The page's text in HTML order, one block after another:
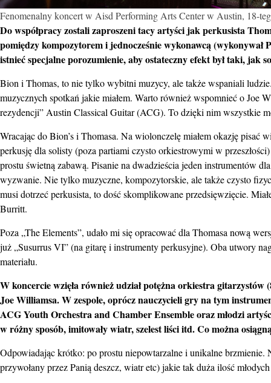
Fenomenalny koncert w Aisd Performing Arts Center w Austin, 18-
Do współpracy zostali zaproszeni tacy artyści jak perkusista
pomiędzy kompozytorem i jednocześnie wykonawcą
istnieć specjalne porozumienie, aby ostateczny efekt był taki, jak
Bion i Thomas, to nie tylko wybitni muzycy, ale także wspaniali
muzycznych spotkań jakie miałem. Warto również wspomnieć o Joe
rezydencji” Austin Classical Guitar (ACG). To dzięki nim wszystkie
Wracając do Bion’s i Thomasa. Na wiolonczelę miałem okazję pisać
perkusję dla solisty (poza partiami czysto orkiestrowymi w
prostu świetną zabawą. Pisanie na dwadzieścia jeden instrumentów
wyzwanie. Nie tylko muzyczne, kompozytorskie, ale także czysto
musi dotrzeć perkusista, to dość skomplikowane przedsięwzięcie.
Burritt.
Poza „The Elements”, udało mi się opracować dla Thomasa nową
już „Susurrus VI” (na gitarę i instrumenty perkusyjne). Oba utwory
materiału.
W koncercie wzięła również udział potężna orkiestra
Joe Williamsa. W zespole, oprócz nauczycieli gry na tym
ACG Youth Orchestra and Chamber Ensemble oraz młodzi
w różny sposób, imitowały wiatr, szelest liści itd. Co można
Odpowiadając krótko: po prostu niepowtarzalne i unikalne
przywołany przez Panią deszcz, wiatr etc) jakie tak duża ilość